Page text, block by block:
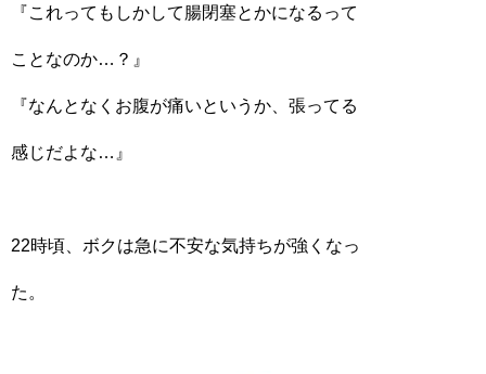
『これってもしかして腸閉塞とかになるって
ことなのか…？』
『なんとなくお腹が痛いというか、張ってる
感じだよな…』
22時頃、ボクは急に不安な気持ちが強くなっ
た。